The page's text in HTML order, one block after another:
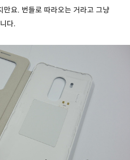
만요. 번들로 따라오는 거라고 그냥
다.